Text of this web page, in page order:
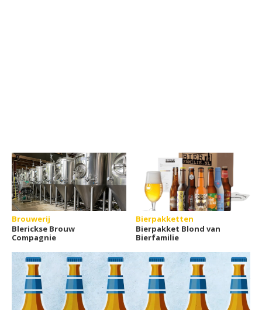
Brouwerij
Blerickse Brouw
Compagnie
Bierpakketten
Bierpakket Blond van
Bierfamilie